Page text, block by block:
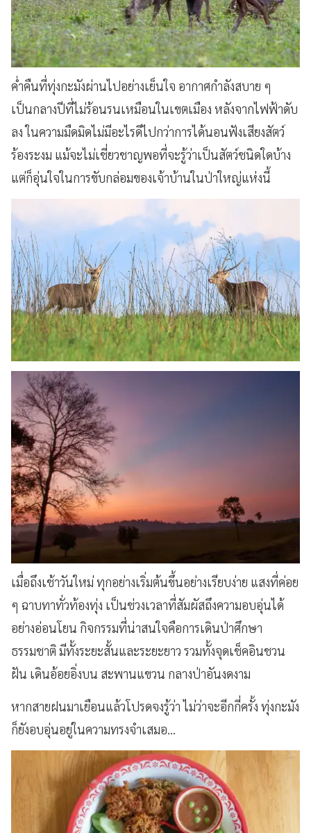
ค่ำคืนที่ทุ่งกะมังผ่านไปอย่างเย็นใจ อากาศกำลังสบาย ๆ
เป็นกลางปีที่ไม่ร้อนรนเหมือนในเขตเมือง หลังจากไฟฟ้าดับ
ลง ในความมืดมิดไม่มีอะไรดีไปกว่าการได้นอนฟังเสียงสัตว์
ร้องระงม แม้จะไม่เชี่ยวชาญพอที่จะรู้ว่าเป็นสัตว์ชนิดใดบ้าง
แต่ก็อุ่นใจในการขับกล่อมของเจ้าบ้านในป่าใหญ่แห่งนี้
เมื่อถึงเช้าวันใหม่ ทุกอย่างเริ่มต้นขึ้นอย่างเรียบง่าย แสงที่ค่อย
ๆ ฉาบทาทั่วท้องทุ่ง เป็นช่วงเวลาที่สัมผัสถึงความอบอุ่นได้
อย่างอ่อนโยน กิจกรรมที่น่าสนใจคือการเดินป่าศึกษา
ธรรมชาติ มีทั้งระยะสั้นและระยะยาว รวมทั้งจุดเช็คอินชวน
ฝัน เดินอ้อยอิ่งบน สะพานแขวน กลางป่าอันงดงาม
หากสายฝนมาเยือนแล้วโปรดจงรู้ว่า ไม่ว่าจะอีกกี่ครั้ง ทุ่งกะมัง
ก็ยังอบอุ่นอยู่ในความทรงจำเสมอ...